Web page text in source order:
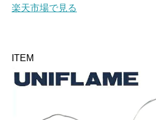
楽天市場で見る
ITEM